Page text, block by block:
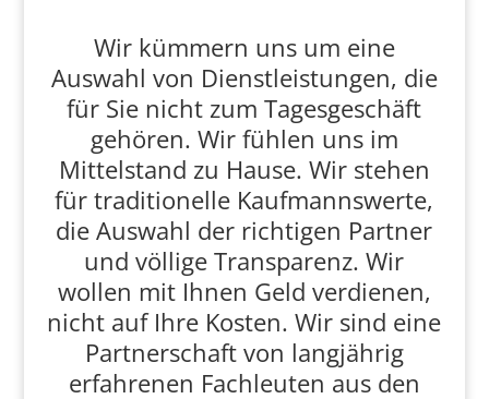
Wir kümmern uns um eine
Auswahl von Dienstleistungen, die
für Sie nicht zum Tagesgeschäft
gehören. Wir fühlen uns im
Mittelstand zu Hause. Wir stehen
für traditionelle Kaufmannswerte,
die Auswahl der richtigen Partner
und völlige Transparenz. Wir
wollen mit Ihnen Geld verdienen,
nicht auf Ihre Kosten. Wir sind eine
Partnerschaft von langjährig
erfahrenen Fachleuten aus den